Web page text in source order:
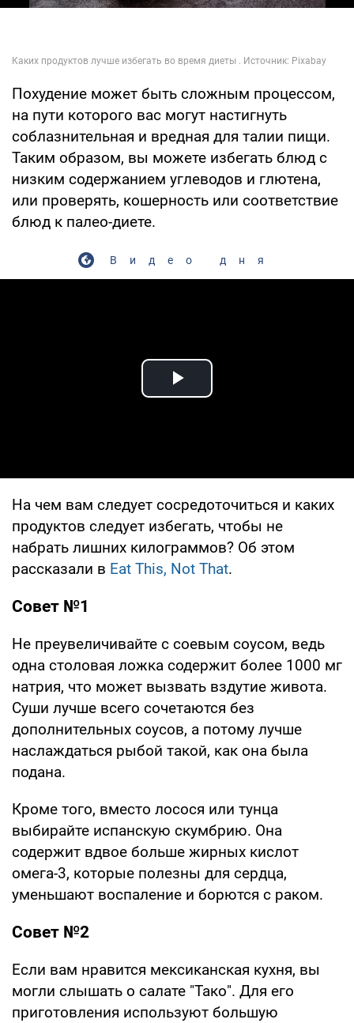
Похудение может быть сложным процессом,
на пути которого вас могут настигнуть
соблазнительная и вредная для талии пищи.
Таким образом, вы можете избегать блюд с
низким содержанием углеводов и глютена,
или проверять, кошерность или соответствие
блюд к палео-диете.
Видео дня
Play Video
На чем вам следует сосредоточиться и каких
продуктов следует избегать, чтобы не
набрать лишних килограммов? Об этом
рассказали в Eat This, Not That.
Совет №1
Не преувеличивайте с соевым соусом, ведь
одна столовая ложка содержит более 1000 мг
натрия, что может вызвать вздутие живота.
Суши лучше всего сочетаются без
дополнительных соусов, а потому лучше
наслаждаться рыбой такой, как она была
подана.
Кроме того, вместо лосося или тунца
выбирайте испанскую скумбрию. Она
содержит вдвое больше жирных кислот
омега-3, которые полезны для сердца,
уменьшают воспаление и борются с раком.
Совет №2
Если вам нравится мексиканская кухня, вы
могли слышать о салате "Тако". Для его
приготовления используют большую